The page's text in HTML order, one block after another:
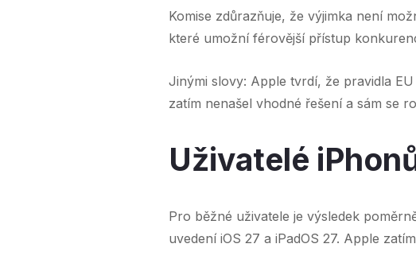
Komise zdůrazňuje, že výjimka není
které umožní férovější přístup
Jinými slovy: Apple tvrdí, že pravidla
zatím nenašel vhodné řešení a sám se
Uživatelé
Pro běžné uživatele je výsledek
uvedení iOS 27 a iPadOS 27. Apple